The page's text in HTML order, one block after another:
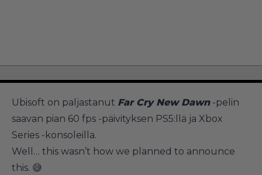
Ubisoft on paljastanut Far Cry New Dawn-pelin
saavan pian 60 fps -päivityksen PS5:llä ja Xbox
Series -konsoleilla.
Well… this wasn’t how we planned to announce
this. 😅